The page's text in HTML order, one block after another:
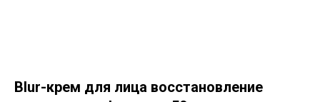
Blur-крем для лица восстановление